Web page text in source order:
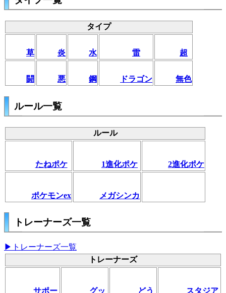
タイプ
草 炎 水 雷 超
闘 悪 鋼 ドラゴン 無色
ルール一覧
ルール
たねポケ 1進化ポケ 2進化ポケ
ポケモンex メガシンカ
トレーナーズ一覧
▶トレーナーズ一覧
トレーナーズ
サポー グッ どう スタジア